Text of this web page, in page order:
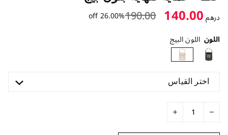
درهم140.00
190.00
26.00% off
اللون اللون البيج
اختر القياس